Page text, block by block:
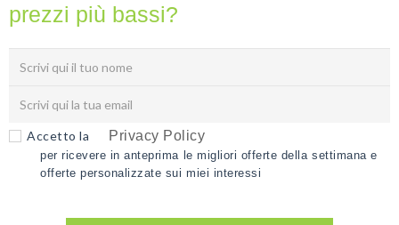
prezzi più bassi?
Accetto la Privacy Policy
per ricevere in anteprima le migliori offerte della settimana e
offerte personalizzate sui miei interessi